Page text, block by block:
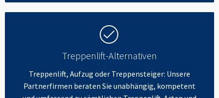
Treppenlift-Alternativen
Treppenlift, Aufzug oder Treppensteiger: Unsere
Partnerfirmen beraten Sie unabhängig, kompetent